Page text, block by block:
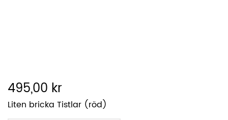
495,00 kr
Liten bricka Tistlar (röd)